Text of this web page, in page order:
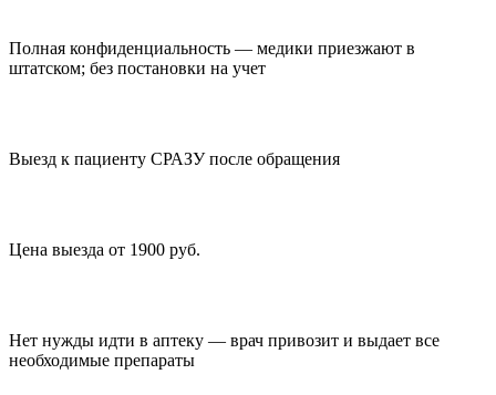
Полная конфиденциальность — медики приезжают в
штатском; без постановки на учет
Выезд к пациенту СРАЗУ после обращения
Цена выезда от 1900 руб.
Нет нужды идти в аптеку — врач привозит и выдает все
необходимые препараты